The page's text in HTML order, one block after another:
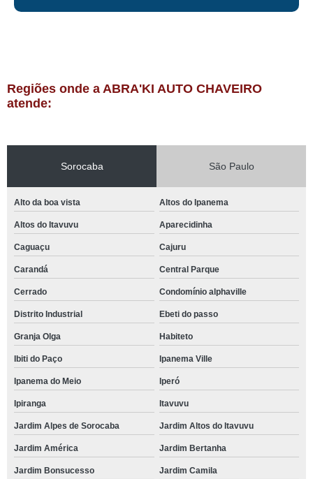
Regiões onde a ABRA'KI AUTO CHAVEIRO
atende:
Sorocaba São Paulo
Alto da boa vista Altos do Ipanema
Altos do Itavuvu Aparecidinha
Caguaçu Cajuru
Carandá Central Parque
Cerrado Condomínio alphaville
Distrito Industrial Ebeti do passo
Granja Olga Habiteto
Ibiti do Paço Ipanema Ville
Ipanema do Meio Iperó
Ipiranga Itavuvu
Jardim Alpes de Sorocaba Jardim Altos do Itavuvu
Jardim América Jardim Bertanha
Jardim Bonsucesso Jardim Camila